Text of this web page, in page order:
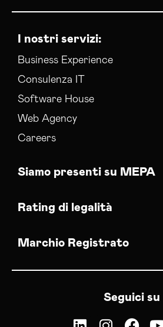
I nostri servizi:
Business Experience
Consulenza IT
Software House
Web Agency
Careers
Siamo presenti su MEPA
Rating di legalità
Marchio Registrato
Seguici su